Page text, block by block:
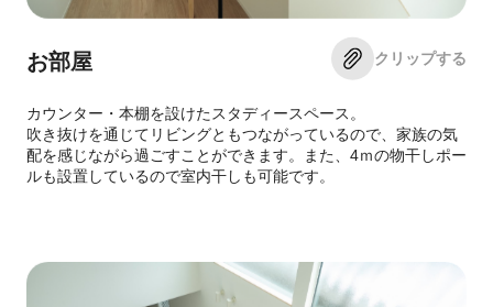
お部屋
カウンター・本棚を設けたスタディースペース。
吹き抜けを通じてリビングともつながっているので、家族の気
配を感じながら過ごすことができます。また、4ｍの物干しポー
ルも設置しているので室内干しも可能です。
クリップする